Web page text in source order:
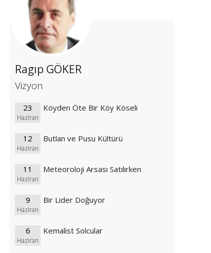
Ragıp GÖKER
Vizyon
23
Haziran
Köyden Öte Bir Köy Köseli
12
Haziran
Butlan ve Pusu Kültürü
11
Haziran
Meteoroloji Arsası Satılırken
9
Haziran
Bir Lider Doğuyor
6
Haziran
Kemalist Solcular